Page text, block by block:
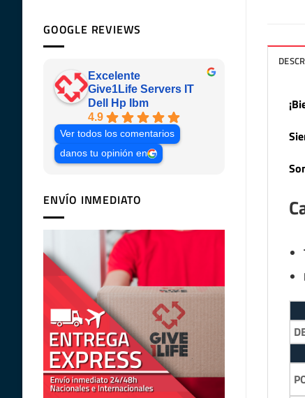
GOOGLE REVIEWS
Excelente
Give1Life Servers IT
Dell Hp Ibm
4.9
Ver todos los comentarios
danos tu opinión en
ENVÍO INMEDIATO